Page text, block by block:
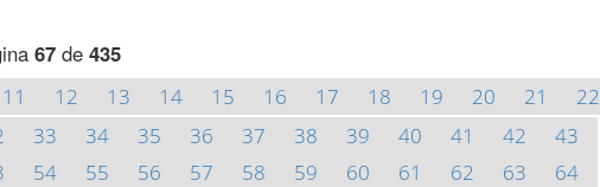
67 de 435
11 12 13 14 15 16 17 18 19 20 21
22
33 34 35 36 37 38 39 40 41 42
43
54 55 56 57 58 59 60 61 62 63
64